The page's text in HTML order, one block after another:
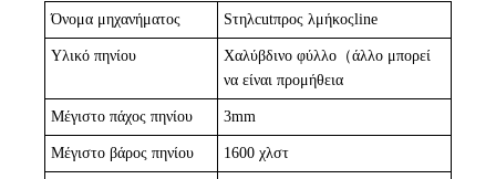
Όνομα μηχανήματος Sτηλcutπρος λμήκοςline
Υλικό πηνίου Χαλύβδινο φύλλο （άλλο μπορεί
να είναι προμήθεια
Μέγιστο πάχος πηνίου 3mm
Μέγιστο βάρος πηνίου 1 600 χλστ